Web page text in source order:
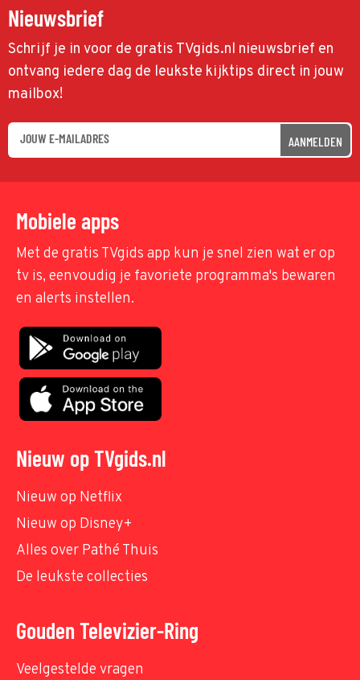
Nieuwsbrief
Schrijf je in voor de gratis TVgids.nl nieuwsbrief en
ontvang iedere dag de leukste kijktips direct in jouw
mailbox!
AANMELDEN
Mobiele apps
Met de gratis TVgids app kun je snel zien wat er op
tv is, eenvoudig je favoriete programma's bewaren
en alerts instellen.
Nieuw op TVgids.nl
Nieuw op Netflix
Nieuw op Disney+
Alles over Pathé Thuis
De leukste collecties
Gouden Televizier-Ring
Veelgestelde vragen